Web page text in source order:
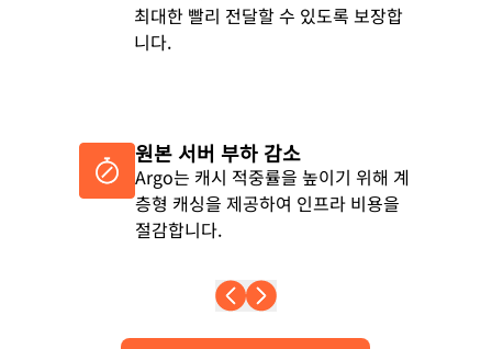
최대한 빨리 전달할 수 있도록 보장합
니다.
원본 서버 부하 감소
Argo는 캐시 적중률을 높이기 위해 계
층형 캐싱을 제공하여 인프라 비용을
절감합니다.